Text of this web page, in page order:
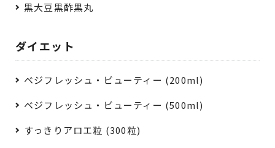
黒大豆黒酢黒丸
ダイエット
ベジフレッシュ・ビューティー (200ml)
ベジフレッシュ・ビューティー (500ml)
すっきりアロエ粒 (300粒)